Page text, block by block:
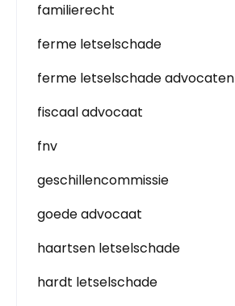
familierecht
ferme letselschade
ferme letselschade advocaten
fiscaal advocaat
fnv
geschillencommissie
goede advocaat
haartsen letselschade
hardt letselschade